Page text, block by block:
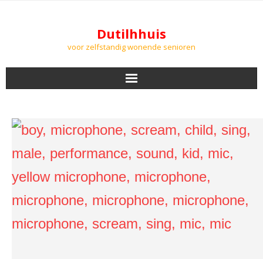
Dutilhhuis
voor zelfstandig wonende senioren
BEWONERS
DOWNLOADS
PODCASTS
AGENDA